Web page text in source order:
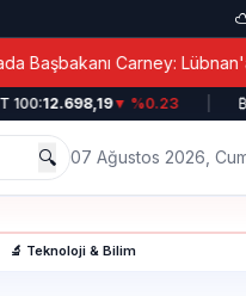
Carney: Lübnan'a Ateşkes
12.698,19▼ %0.23 |
🔍 07 Ağustos 2026,
🔬 Teknoloji & Bilim